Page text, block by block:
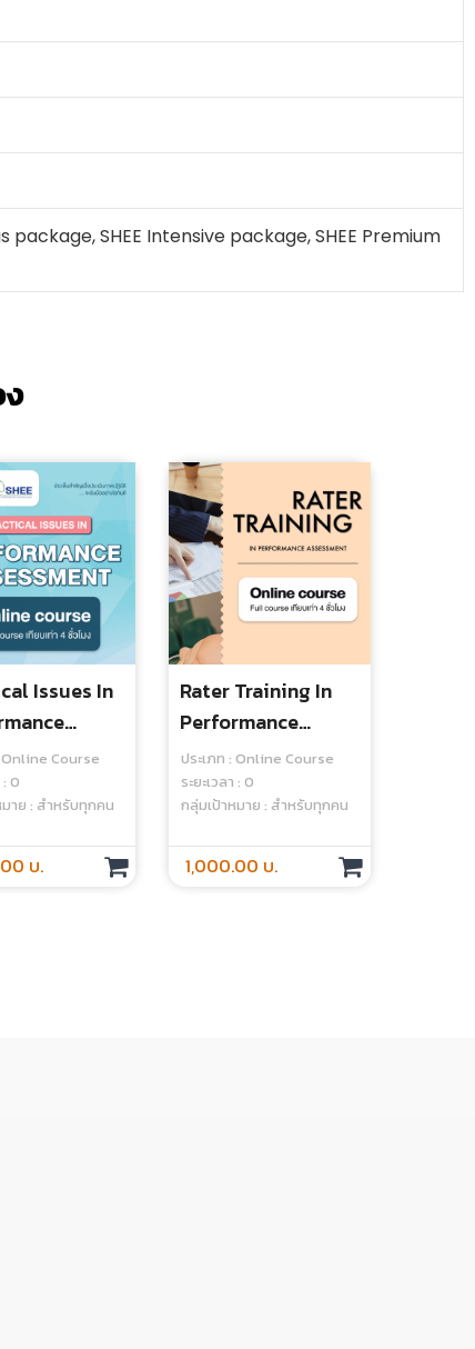
SHEE Intensive package, SHEE Premium
Issues In
-
Online Course
: 0
าย : สำหรับทุกคน
บ.
Rater Training In
Performance
Assessment -
Online Course
ประเภท : Online Course
ระยะเวลา : 0
กลุ่มเป้าหมาย : สำหรับทุกคน
1,000.00 บ.